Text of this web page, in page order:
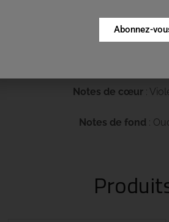
Notes de cœur:
Notes de fond :
Abonnez-